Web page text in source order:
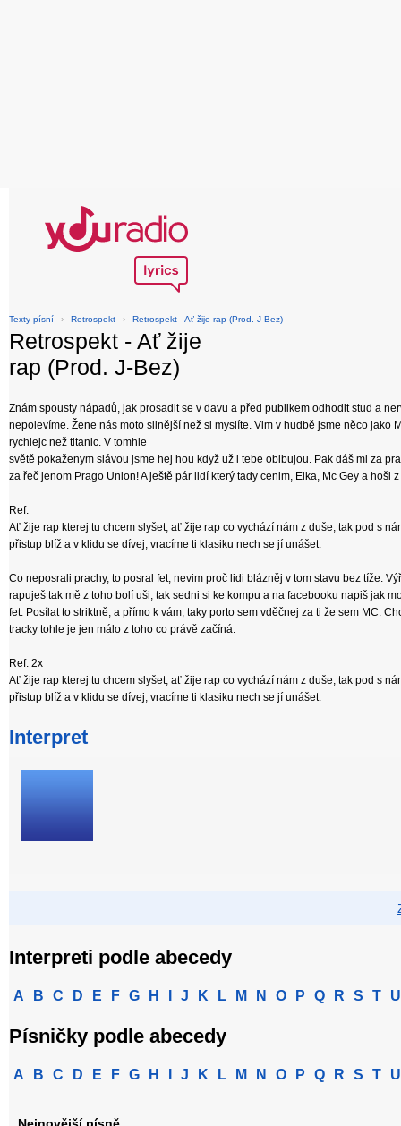
Texty písní › Retrospekt › Retrospekt - Ať žije rap (Prod. J-Bez)
Retrospekt - Ať žije
rap (Prod. J-Bez)
Znám spousty nápadů, jak prosadit se v davu a před publikem odhodit stud a
nepolevíme. Žene nás moto silnější než si myslíte. Vim v hudbě jsme něco
rychlejc než titanic. V tomhle
světě pokaženym slávou jsme hej hou když už i tebe oblbujou. Pak dáš mi za
za řeč jenom Prago Union! A ještě pár lidí který tady cenim, Elka, Mc Gey a
Ref.
Ať žije rap kterej tu chcem slyšet, ať žije rap co vychází nám z duše, tak pod s
přistup blíž a v klidu se dívej, vracíme ti klasiku nech se jí unášet.
Co neposrali prachy, to posral fet, nevim proč lidi blázněj v tom stavu bez tíže.
rapuješ tak mě z toho bolí uši, tak sedni si ke kompu a na facebooku napiš jak
fet. Posílat to striktně, a přímo k vám, taky porto sem vděčnej za ti že sem MC.
tracky tohle je jen málo z toho co právě začíná.
Ref. 2x
Ať žije rap kterej tu chcem slyšet, ať žije rap co vychází nám z duše, tak pod s
přistup blíž a v klidu se dívej, vracíme ti klasiku nech se jí unášet.
Interpret
Interpreti podle abecedy
A B C D E F G H J K L M N O P Q R S T U
Písničky podle abecedy
A B C D E F G H J K L M N O P Q R S T U